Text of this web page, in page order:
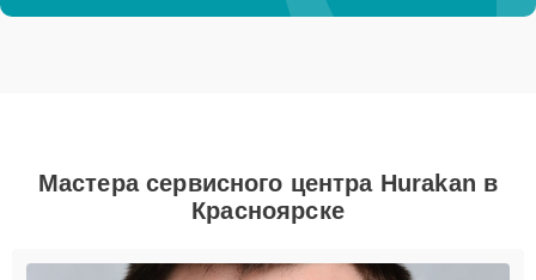
Мастера сервисного центра Hurakan в
Красноярске